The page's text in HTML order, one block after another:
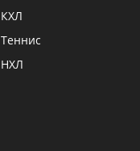
КХЛ
Теннис
НХЛ